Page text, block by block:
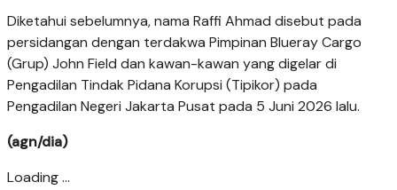
Diketahui sebelumnya, nama Raffi Ahmad disebut pada
persidangan dengan terdakwa Pimpinan Blueray Cargo
(Grup) John Field dan kawan-kawan yang digelar di
Pengadilan Tindak Pidana Korupsi (Tipikor) pada
Pengadilan Negeri Jakarta Pusat pada 5 Juni 2026 lalu.
(agn/dia)
Loading ...